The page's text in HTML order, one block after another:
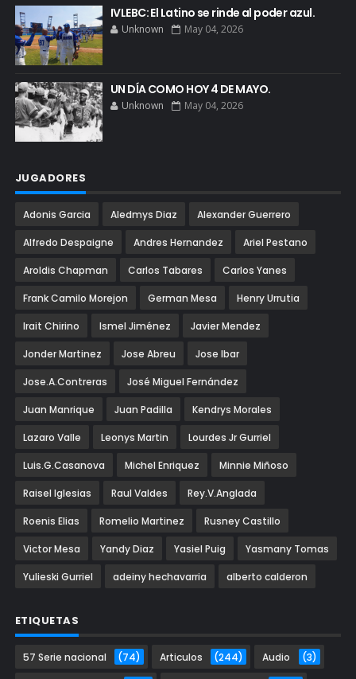
IVLEBC: El Latino se rinde al poder azul.
Unknown May 04, 2026
UN DÍA COMO HOY 4 DE MAYO.
Unknown May 04, 2026
JUGADORES
Adonis Garcia Aledmys Diaz Alexander Guerrero
Alfredo Despaigne Andres Hernandez Ariel Pestano
Aroldis Chapman Carlos Tabares Carlos Yanes
Frank Camilo Morejon German Mesa Henry Urrutia
Irait Chirino Ismel Jiménez Javier Mendez
Jonder Martinez Jose Abreu Jose Ibar
Jose.A.Contreras José Miguel Fernández
Juan Manrique Juan Padilla Kendrys Morales
Lazaro Valle Leonys Martin Lourdes Jr Gurriel
Luis.G.Casanova Michel Enriquez Minnie Miñoso
Raisel Iglesias Raul Valdes Rey.V.Anglada
Roenis Elias Romelio Martinez Rusney Castillo
Victor Mesa Yandy Diaz Yasiel Puig Yasmany Tomas
Yulieski Gurriel adeiny hechavarria alberto calderon
ETIQUETAS
57 Serie nacional (74) Articulos (244) Audio (3)